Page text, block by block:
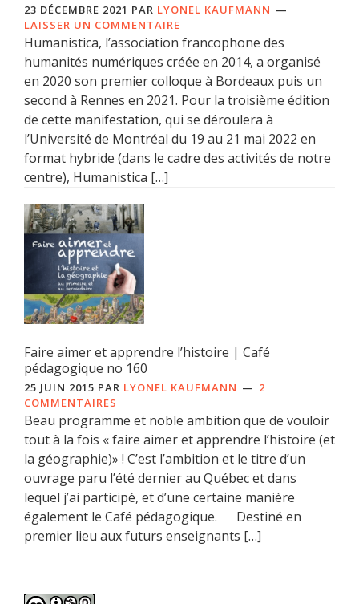
23 DÉCEMBRE 2021 PAR LYONEL KAUFMANN
LAISSER UN COMMENTAIRE
Humanistica, l’association francophone des
humanités numériques créée en 2014, a organisé
en 2020 son premier colloque à Bordeaux puis un
second à Rennes en 2021. Pour la troisième édition
de cette manifestation, qui se déroulera à
l’Université de Montréal du 19 au 21 mai 2022 en
format hybride (dans le cadre des activités de notre
centre), Humanistica […]
Faire aimer et apprendre l’histoire | Café
pédagogique no 160
25 JUIN 2015 PAR LYONEL KAUFMANN
2
COMMENTAIRES
Beau programme et noble ambition que de vouloir
tout à la fois « faire aimer et apprendre l’histoire (et
la géographie)» ! C’est l’ambition et le titre d’un
ouvrage paru l’été dernier au Québec et dans
lequel j’ai participé, et d’une certaine manière
également le Café pédagogique. Destiné en
premier lieu aux futurs enseignants […]